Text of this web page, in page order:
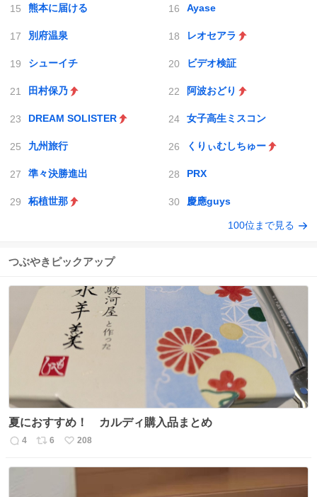
熊本に届ける Ayase
別府温泉 レオセアラ
シューイチ ビデオ検証
田村保乃 阿波おどり
DREAM SOLISTER 女子高生ミスコン
九州旅行 くりぃむしちゅー
準々決勝進出 PRX
柘植世那 慶應guys
100位まで見る
つぶやきピックアップ
夏におすすめ！ カルディ購入品まとめ
返
4
リ
6
い
208